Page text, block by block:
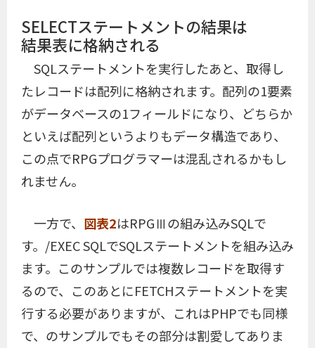
SELECTステートメントの結果は
結果表に格納される
SQLステートメントを実行したあと、取得し
たレコードは配列に格納されます。配列の1要素
がデータベースの1フィールドになり、どちらか
といえば配列というよりもデータ構造であり、
この点でRPGプログラマーは混乱されるかもし
れません。
一方で、 図表2はRPGⅢの組み込みSQLで
す。/EXEC SQLでSQLステートメントを組み込み
ます。このサンプルでは複数レコードを取得す
るので、このあとにFETCHステートメントを実
行する必要がありますが、これはPHPでも同様
で、のサンプルでもその部分は割愛してありま